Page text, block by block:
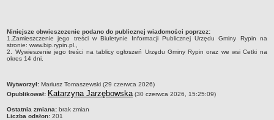
Kompetencje referatów
Regulamin organizacyjny
Ogłoszenia o naborze na wolne stanowiska urzędnicze
wolne stanowiska urzędnicze
Niniejsze obwieszczenie podano do publicznej wiadomości poprzez:
1.Zamieszczenie jego treści w Biuletynie Informacji Publicznej Urzędu Gminy Rypin na
stronie: www.bip.rypin.pl.,
2. Wywieszenie jego treści na tablicy ogłoszeń Urzędu Gminy Rypin oraz we wsi Cetki na
okres 14 dni.
metryczka
Wytworzył: Mariusz Tomaszewski (29 czerwca 2026)
Opublikował: Katarzyna Jarzębowska (30 czerwca 2026, 15:25:09)
Ostatnia zmiana: brak zmian
Liczba odsłon: 201